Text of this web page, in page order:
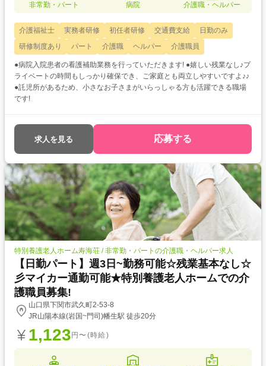
非常勤・パート 病院 介護職・ヘルパー
介護福祉士 実務者研修 初任者研修 交通費支給
日勤のみ
研修制度あり
パート 介護職 ヘルパー 介護職員
●病院入院患者の看護補助業務を行っていただきます! ●嬉しい残業なし♪プ
ライベートの時間もしっかり確保でき、ご家庭とも両立しやすいですよ♪♪
●託児所があるため、小さなお子さまがいらっしゃる方も活躍できる職場
です!
求人を見る 応募する
特別養護老人ホーム寿海荘 / 非常勤・パートの介護職・ヘルパー求人
【日勤パート】週3日~勤務可能☆残業基本なし☆
彡マイカー通勤可能★特別養護老人ホームでの介
護職員募集!
山口県下関市武久町2-53-8
JR山陽本線(岩国~門司)幡生駅 徒歩20分
1,123 円〜(時給)